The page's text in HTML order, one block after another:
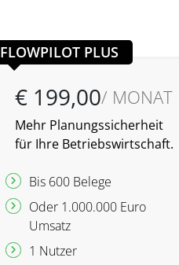
FLOWPILOT PLUS
€ 199,00/ MONAT
Mehr Planungssicherheit
für Ihre Betriebswirtschaft.
Bis 600 Belege
Oder 1.000.000 Euro
Umsatz
1 Nutzer